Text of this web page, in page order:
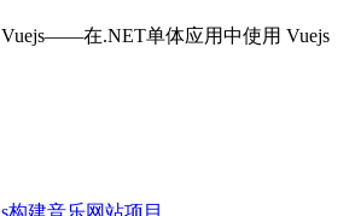
在.NET单体应用中使用 Vuejs